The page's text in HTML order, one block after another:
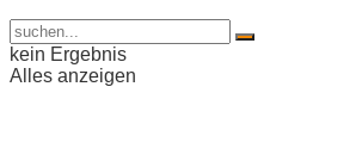
kein Ergebnis
Alles anzeigen